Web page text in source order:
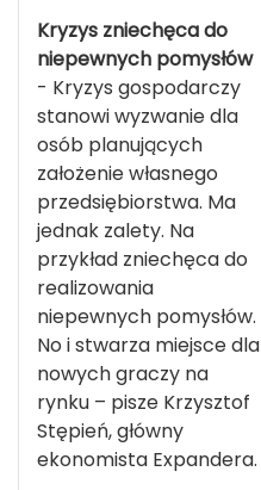
Kryzys zniechęca do
niepewnych pomysłów
- Kryzys gospodarczy
stanowi wyzwanie dla
osób planujących
założenie własnego
przedsiębiorstwa. Ma
jednak zalety. Na
przykład zniechęca do
realizowania
niepewnych pomysłów.
No i stwarza miejsce dla
nowych graczy na
rynku – pisze Krzysztof
Stępień, główny
ekonomista Expandera.